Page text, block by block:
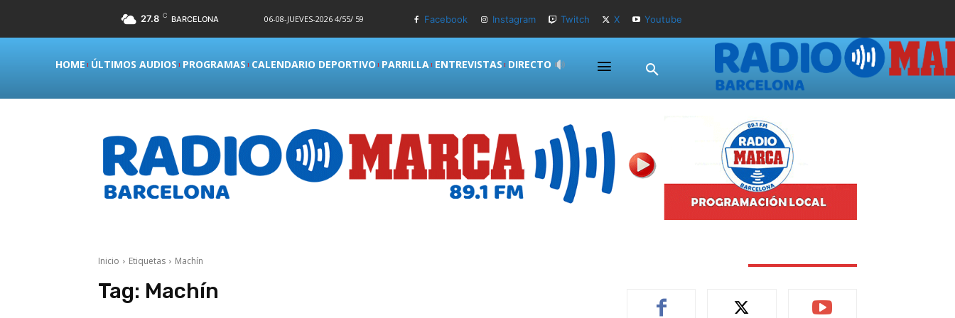
27.8 C BARCELONA 06-08-JUEVES-2026 4/55/ 59 Facebook Instagram Twitch X Youtube
HOME ÚLTIMOS AUDIOS PROGRAMAS CALENDARIO DEPORTIVO PARRILLA ENTREVISTAS DIRECTO
Inicio Etiquetas Machín
Tag: Machín